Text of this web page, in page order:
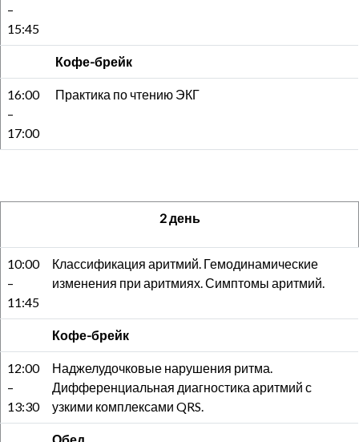
–
15:45
Кофе-брейк
16:00
–
17:00
Практика по чтению ЭКГ
2 день
10:00
–
11:45
Классификация аритмий. Гемодинамические
изменения при аритмиях. Симптомы аритмий.
Кофе-брейк
12:00
–
13:30
Наджелудочковые нарушения ритма.
Дифференциальная диагностика аритмий с
узкими комплексами QRS.